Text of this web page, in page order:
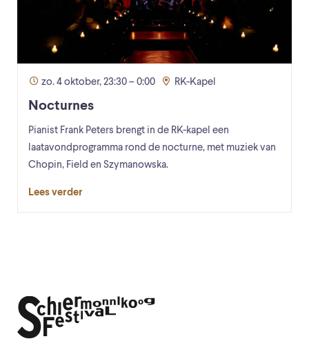
zo. 4 oktober, 23:30 – 0:00 RK-Kapel
Nocturnes
Pianist Frank Peters brengt in de RK-kapel een
laatavondprogramma rond de nocturne, met muziek van
Chopin, Field en Szymanowska.
Lees verder